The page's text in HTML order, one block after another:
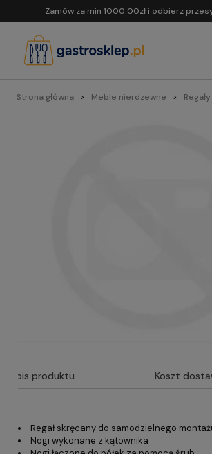
Zamów za min 1000.00zł i odbierz
Strona główna Meble nierdzewne Regały
Opis produktu Koszt
Regał skręcany do samodzielnego
Nogi wykonane z kątownika